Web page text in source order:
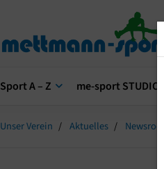
Sport A – Z me-sport STUDIO
Unser Verein Aktuelles Newsroom